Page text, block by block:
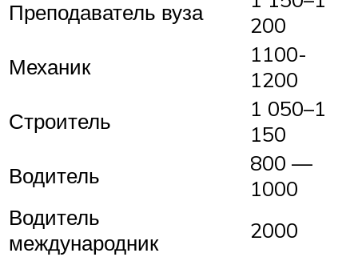
Преподаватель вуза
200
Механик
1100-
1200
Строитель
1 050–1
150
Водитель
800 —
1000
Водитель
международник
2000